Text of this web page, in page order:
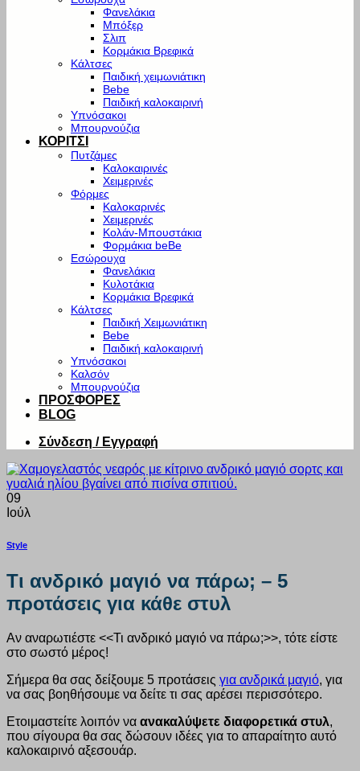
Φανελάκια
Μπόξερ
Σλιπ
Κορμάκια Βρεφικά
Κάλτσες
Παιδική χειμωνιάτικη
Bebe
Παιδική καλοκαιρινή
Υπνόσακοι
Μπουρνούζια
ΚΟΡΙΤΣΙ
Πυτζάμες
Καλοκαιρινές
Χειμερινές
Φόρμες
Καλοκαρινές
Χειμερινές
Κολάν-Μπουστάκια
Φορμάκια beBe
Εσώρουχα
Φανελάκια
Κυλοτάκια
Κορμάκια Βρεφικά
Κάλτσες
Παιδική Χειμωνιάτικη
Bebe
Παιδική καλοκαιρινή
Υπνόσακοι
Καλσόν
Μπουρνούζια
ΠΡΟΣΦΟΡΕΣ
BLOG
Σύνδεση / Εγγραφή
09
Ιούλ
Style
Τι ανδρικό μαγιό να πάρω; – 5
προτάσεις για κάθε στυλ
Αν αναρωτιέστε <<Τι ανδρικό μαγιό να πάρω;>>, τότε είστε
στο σωστό μέρος!
Σήμερα θα σας δείξουμε 5 προτάσεις για ανδρικά μαγιό, για
να σας βοηθήσουμε να δείτε τι σας αρέσει περισσότερο.
Ετοιμαστείτε λοιπόν να ανακαλύψετε διαφορετικά στυλ,
που σίγουρα θα σας δώσουν ιδέες για το απαραίτητο αυτό
καλοκαιρινό αξεσουάρ.